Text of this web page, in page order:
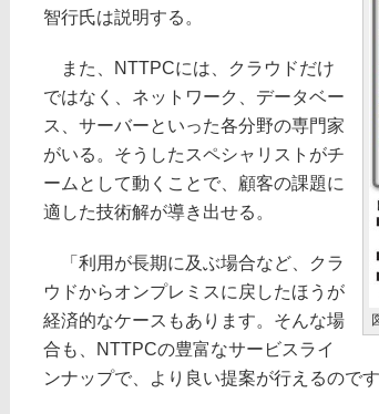
智行氏は説明する。
また、NTTPCには、クラウドだけ
ではなく、ネットワーク、データベー
ス、サーバーといった各分野の専門家
がいる。そうしたスペシャリストがチ
ームとして動くことで、顧客の課題に
適した技術解が導き出せる。
「利用が長期に及ぶ場合など、クラ
ウドからオンプレミスに戻したほうが
経済的なケースもあります。そんな場
合も、NTTPCの豊富なサービスライ
ンナップで、より良い提案が行えるので